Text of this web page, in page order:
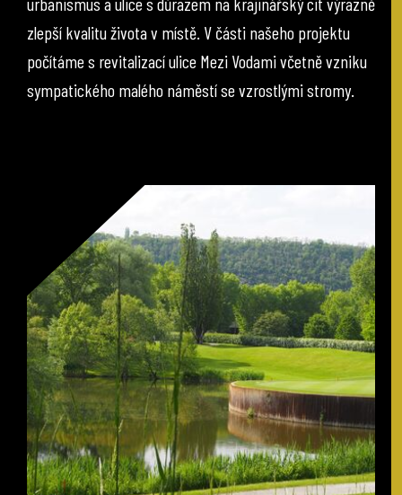
zlepší kvalitu života v místě. V části našeho projektu
počítáme s revitalizací ulice Mezi Vodami včetně vzniku
sympatického malého náměstí se vzrostlými stromy.